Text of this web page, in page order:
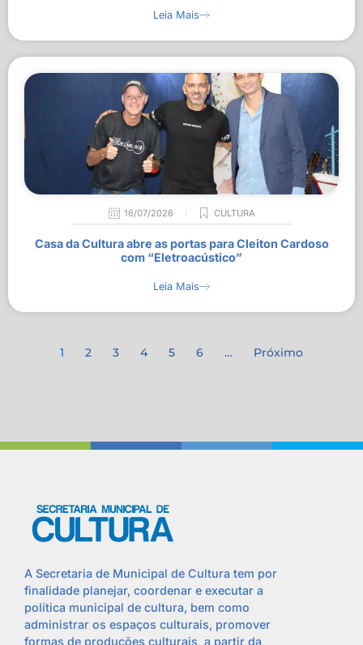
Leia Mais
16/07/2026 CULTURA
Casa da Cultura abre as portas para Cleiton Cardoso
com “Eletroacústico”
Leia Mais
1 2 3 4 5 6 … Próximo
A Secretaria de Municipal de Cultura tem por
finalidade planejar, coordenar e executar a
política municipal de cultura, bem como
administrar os espaços culturais, promover
formas de produções culturais, a partir da